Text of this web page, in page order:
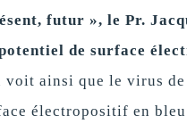
futur », le Pr.
de surface
voit ainsi que le virus
électropositif en